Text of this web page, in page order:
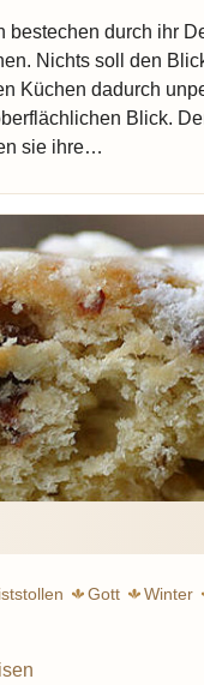
bestechen durch ihr
Nichts soll den
Küchen dadurch
Blick.
sie ihre…
Gott Winter